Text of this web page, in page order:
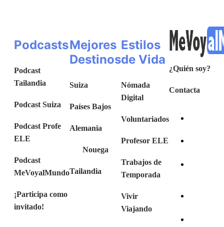
Podcasts
Podcast
Tailandia
Podcast Suiza
Podcast Profe
ELE
Podcast
MeVoyalMundo
¡Participa como
invitado!
Mejores
Destinos
Suiza
Países Bajos
Alemania
Nouega
Tailandia
Estilos
de Vida
Nómada
Digital
Voluntariados
Profesor ELE
Trabajos de
Temporada
Vivir
Viajando
¿Quién soy?
Contacta